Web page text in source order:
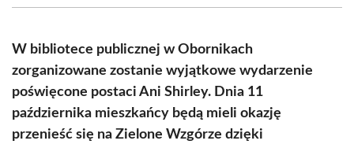
(Twitter)
W bibliotece publicznej w Obornikach
zorganizowane zostanie wyjątkowe wydarzenie
poświęcone postaci Ani Shirley. Dnia 11
października mieszkańcy będą mieli okazję
przenieść się na Zielone Wzgórze dzięki